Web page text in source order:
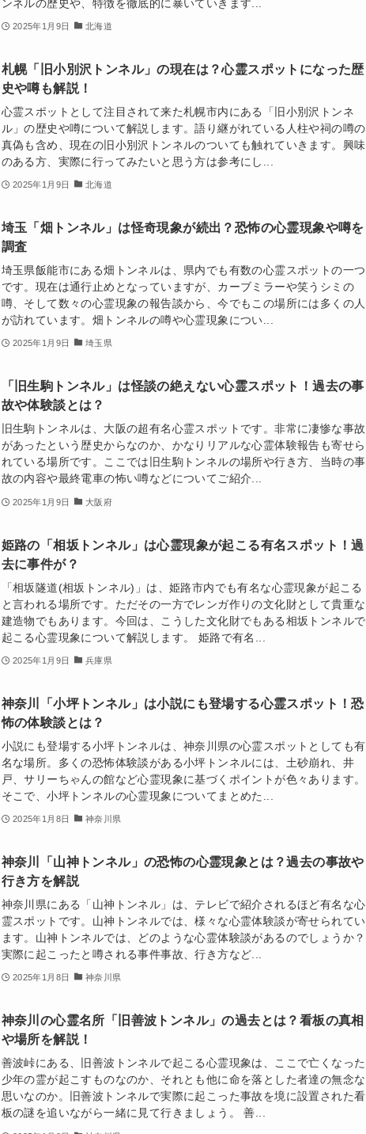
ンネルの歴史や、特徴を徹底的に暴いていきます...
2025年1月9日 北海道
札幌「旧小別沢トンネル」の現在は？心霊スポットになった歴
史や噂も解説！
心霊スポットとして注目されて来た札幌市内にある「旧小別沢トンネ
ル」の歴史や噂について解説します。語り継がれている人柱や祠の噂の
真偽も含め、現在の旧小別沢トンネルのついても触れていきます。興味
のある方、実際に行ってみたいと思う方は参考にし...
2025年1月9日 北海道
埼玉「畑トンネル」は怪奇現象が続出？恐怖の心霊現象や噂を
調査
埼玉県飯能市にある畑トンネルは、県内でも有数の心霊スポットの一つ
です。現在は通行止めとなっていますが、カーブミラーや笑うシミの
噂、そして数々の心霊現象の報告談から、今でもこの場所には多くの人
が訪れています。畑トンネルの噂や心霊現象につい...
2025年1月9日 埼玉県
「旧生駒トンネル」は怪談の絶えない心霊スポット！過去の事
故や体験談とは？
旧生駒トンネルは、大阪の超有名心霊スポットです。非常に凄惨な事故
があったという歴史からなのか、かなりリアルな心霊体験報告も寄せら
れている場所です。ここでは旧生駒トンネルの場所や行き方、当時の事
故の内容や最終電車の怖い噂などについてご紹介...
2025年1月9日 大阪府
姫路の「相坂トンネル」は心霊現象が起こる有名スポット！過
去に事件が？
「相坂隧道(相坂トンネル)」は、姫路市内でも有名な心霊現象が起こる
と言われる場所です。ただその一方でレンガ作りの文化財として貴重な
建造物でもあります。今回は、こうした文化財でもある相坂トンネルで
起こる心霊現象について解説します。 姫路で有名...
2025年1月9日 兵庫県
神奈川「小坪トンネル」は小説にも登場する心霊スポット！恐
怖の体験談とは？
小説にも登場する小坪トンネルは、神奈川県の心霊スポットとしても有
名な場所。多くの恐怖体験談がある小坪トンネルには、土砂崩れ、井
戸、サリーちゃんの館など心霊現象に基づくポイントが色々あります。
そこで、小坪トンネルの心霊現象についてまとめた...
2025年1月8日 神奈川県
神奈川「山神トンネル」の恐怖の心霊現象とは？過去の事故や
行き方を解説
神奈川県にある「山神トンネル」は、テレビで紹介されるほど有名な心
霊スポットです。山神トンネルでは、様々な心霊体験談が寄せられてい
ます。山神トンネルでは、どのような心霊体験談があるのでしょうか？
実際に起こったと噂される事件事故、行き方など...
2025年1月8日 神奈川県
神奈川の心霊名所「旧善波トンネル」の過去とは？看板の真相
や場所を解説！
善波峠にある、旧善波トンネルで起こる心霊現象は、ここで亡くなった
少年の霊が起こすものなのか、それとも他に命を落とした者達の無念な
思いなのか。旧善波トンネルで実際に起こった事故を境に設置された看
板の謎を追いながら一緒に見て行きましょう。 善...